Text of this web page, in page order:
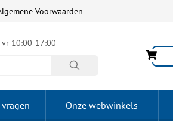
Voorwaarden
vr 10:00-17:00
Onze webwinkels